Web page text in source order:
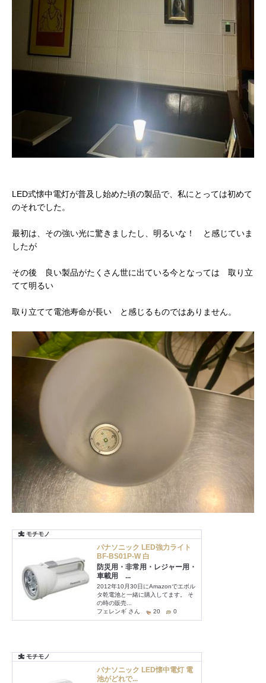
LED式懐中電灯が普及し始めた頃の製品で、私にとっては初めて
のそれでした。
最初は、その強い光に驚きましたし、明るいな！ と感じていま
したが
その後 良い製品がたくさん世に出ている今となっては 取り立
てて明るい
取り立てて電池寿命が長い と感じるものではありません。